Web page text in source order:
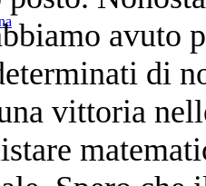
avuto
di
vittoria